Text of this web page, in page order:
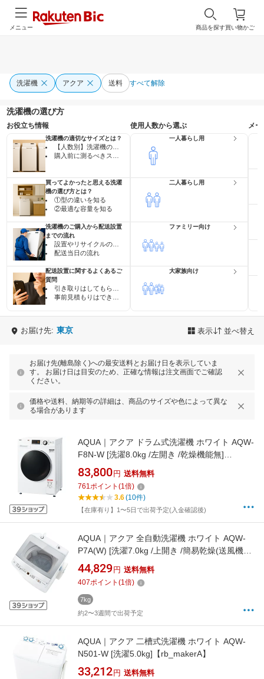
買い物かご
商品を探す
メニュー
洗濯機 アクア 送料 すべて解除
洗濯機の選び方
お役立ち情報
洗濯機の適切なサイズとは？
【人数別】洗濯機の最適サイズ・目安一覧表
購入前に測るべきスペース
買ってよかったと思える洗濯
機の選び方とは？
①型の違いを知る
②最適な容量を知る
洗濯機のご購入から配送設置
までの流れ
設置やリサイクルのお申し込みの流れ
配送当日の流れ
配送設置に関するよくあるご
質問
引き取りはしてもらえますか？
事前見積もりはできますか？
使用人数から選ぶ
一人暮らし用
二人暮らし用
ファミリー向け
大家族向け
メ
お届け先: 東京 表示 並べ替え
お届け先(離島除く)への最安送料とお届け日を表示していま
す。 お届け日は目安のため、正確な情報は注文画面でご確認
ください。
価格や送料、納期等の詳細は、商品のサイズや色によって異な
る場合があります
AQUA｜アクア ドラム式洗濯機 ホワイト AQW-
F8N-W [洗濯8.0kg /左開き /乾燥機能無]
【rb_makerA】
83,800 円 送料無料
761ポイント (1倍)
3.6(10件)
【在庫有り】1〜5日で出荷予定(入金確認後)
AQUA｜アクア 全自動洗濯機 ホワイト AQW-
P7A(W) [洗濯7.0kg /上開き /簡易乾燥(送風機
能)]【rb_makerA】
44,829 円 送料無料
407ポイント (1倍)
7kg
約2〜3週間で出荷予定
AQUA｜アクア 二槽式洗濯機 ホワイト AQW-
N501-W [洗濯5.0kg]【rb_makerA】
33,212 円 送料無料